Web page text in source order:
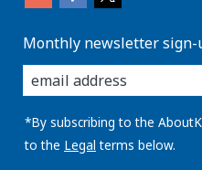
Monthly newsletter sign-
enter
you
email
address:
*By subscribing to the
to the Legal terms below.